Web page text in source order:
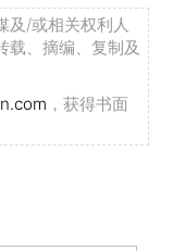
及/或相关权利人
载、摘编、复制及
，获得书面